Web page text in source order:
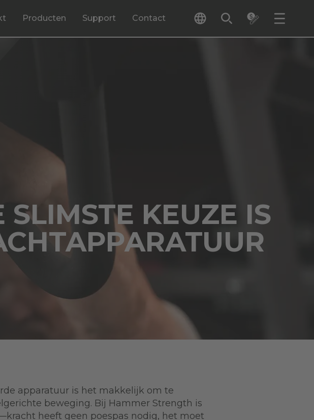
Producten Support Contact
KEUZE IS
apparatuur is het makkelijk om te
beweging. Bij Hammer Strength is
heeft geen poespas nodig, het moet